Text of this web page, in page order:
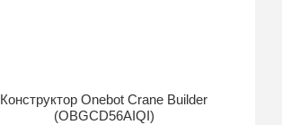
Конструктор Onebot Crane Builder
(OBGCD56AIQI)